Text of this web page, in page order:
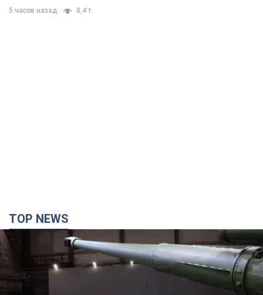
5 часов назад 8,4 т.
TOP NEWS